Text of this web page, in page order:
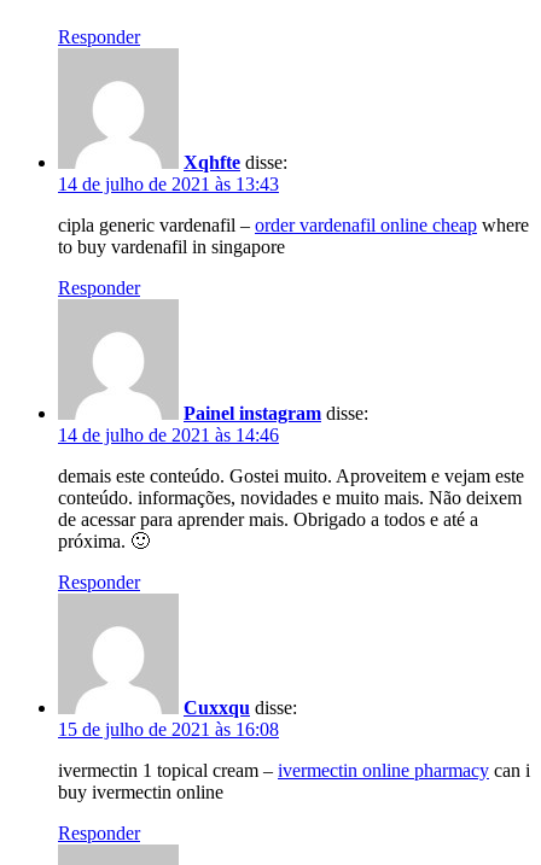
Responder
Xqhfte disse:
14 de julho de 2021 às 13:43
cipla generic vardenafil – order vardenafil online cheap where
to buy vardenafil in singapore
Responder
Painel instagram disse:
14 de julho de 2021 às 14:46
demais este conteúdo. Gostei muito. Aproveitem e vejam este
conteúdo. informações, novidades e muito mais. Não deixem
de acessar para aprender mais. Obrigado a todos e até a
próxima. 🙂
Responder
Cuxxqu disse:
15 de julho de 2021 às 16:08
ivermectin 1 topical cream – ivermectin online pharmacy can i
buy ivermectin online
Responder